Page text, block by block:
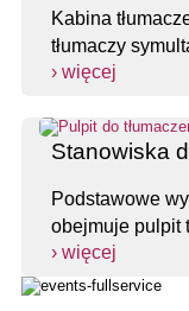
Kabina
tłumaczy
› więcej
Stanowiska
Podstawowe
obejmuje pulpit
› więcej